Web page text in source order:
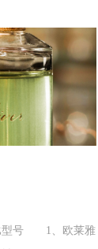
型号 1、欧莱雅